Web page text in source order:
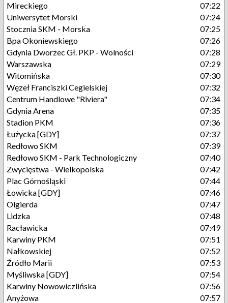
Mireckiego
07:22
Uniwersytet Morski
07:24
Stocznia SKM - Morska
07:25
Bpa Okoniewskiego
07:26
Gdynia Dworzec Gł. PKP - Wolności
07:28
Warszawska
07:29
Witomińska
07:30
Węzeł Franciszki Cegielskiej
07:32
Centrum Handlowe "Riviera"
07:34
Gdynia Arena
07:35
Stadion PKM
07:36
Łużycka [GDY]
07:37
Redłowo SKM
07:39
Redłowo SKM - Park Technologiczny
07:40
Zwycięstwa - Wielkopolska
07:42
Plac Górnośląski
07:44
Łowicka [GDY]
07:46
Olgierda
07:47
Lidzka
07:48
Racławicka
07:49
Karwiny PKM
07:51
Nałkowskiej
07:52
Źródło Marii
07:53
Myśliwska [GDY]
07:54
Karwiny Nowowiczlińska
07:56
Anyżowa
07:57